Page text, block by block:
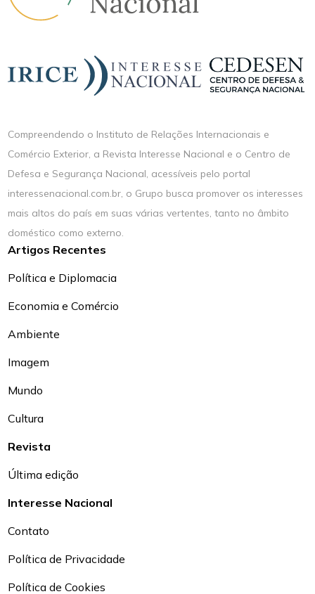
Compreendendo o Instituto de Relações Internacionais e
Comércio Exterior, a Revista Interesse Nacional e o Centro de
Defesa e Segurança Nacional, acessíveis pelo portal
interessenacional.com.br, o Grupo busca promover os interesses
mais altos do país em suas várias vertentes, tanto no âmbito
doméstico como externo.
Artigos Recentes
Política e Diplomacia
Economia e Comércio
Ambiente
Imagem
Mundo
Cultura
Revista
Última edição
Interesse Nacional
Contato
Política de Privacidade
Política de Cookies